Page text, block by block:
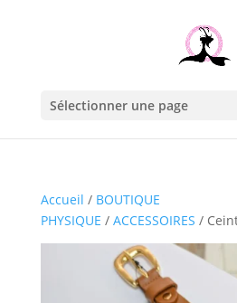
Sélectionner une page
Accueil / BOUTIQUE
PHYSIQUE / ACCESSOIRES /